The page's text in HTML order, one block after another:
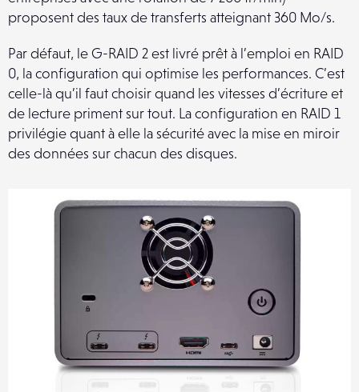
proposent des taux de transferts atteignant 360 Mo/s.
Par défaut, le G-RAID 2 est livré prêt à l’emploi en RAID
0, la configuration qui optimise les performances. C’est
celle-là qu’il faut choisir quand les vitesses d’écriture et
de lecture priment sur tout. La configuration en RAID 1
privilégie quant à elle la sécurité avec la mise en miroir
des données sur chacun des disques.